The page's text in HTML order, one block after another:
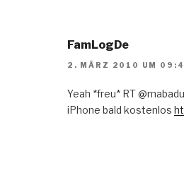
FamLogDe
2. MÄRZ 2010 UM
Yeah *freu* RT
iPhone bald kostenlos